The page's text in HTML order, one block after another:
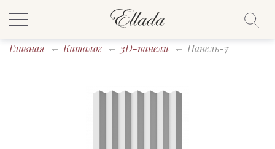
Главная Каталог 3D-панели Панель-7